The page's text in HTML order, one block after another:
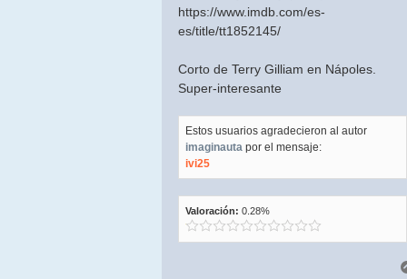
https://www.imdb.com/es-
es/title/tt1852145/
Corto de Terry Gilliam en Nápoles.
Super-interesante
Estos usuarios agradecieron al autor
imaginauta por el mensaje:
ivi25
Valoración: 0.28%